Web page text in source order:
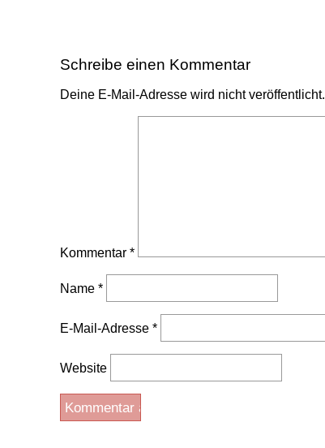
Schreibe einen Kommentar
Deine E-Mail-Adresse wird nicht veröffentlicht.
Kommentar *
Name *
E-Mail-Adresse *
Website